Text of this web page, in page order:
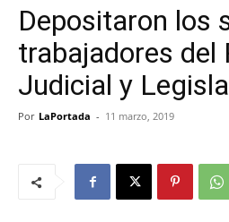
Depositaron los
trabajadores del
Judicial y
Por LaPortada - 11 marzo, 2019